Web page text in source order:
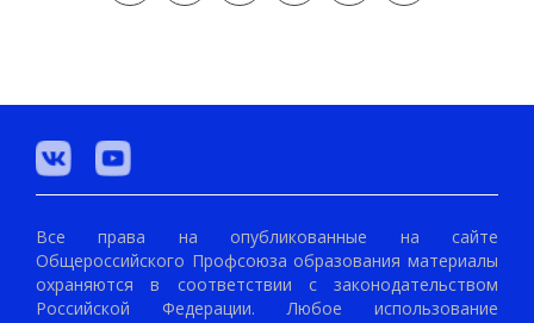
Все права на опубликованные на сайте
Общероссийского Профсоюза образования материалы
охраняются в соответствии с законодательством
Российской Федерации. Любое использование